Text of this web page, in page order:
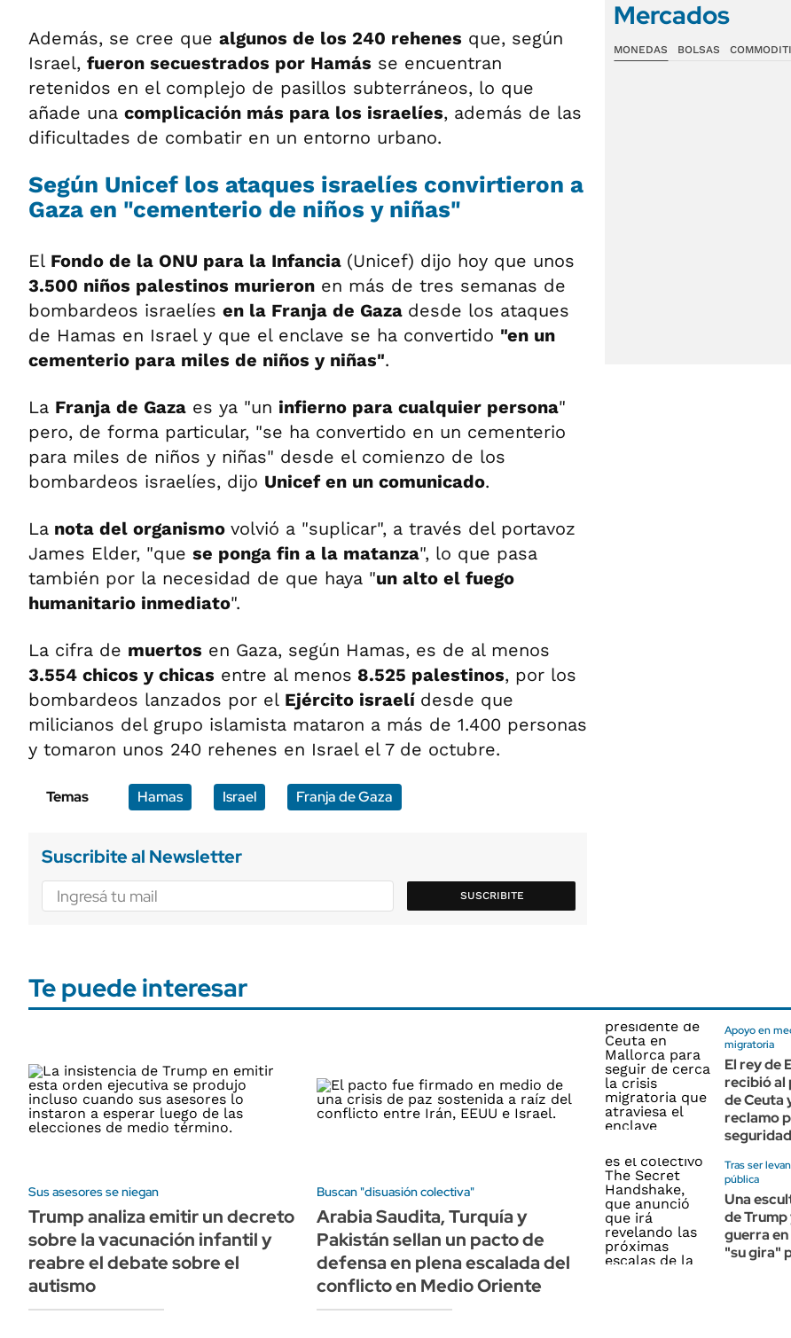
Además, se cree que algunos de los 240 rehenes que, según
Israel, fueron secuestrados por Hamás se encuentran
retenidos en el complejo de pasillos subterráneos, lo que
añade una complicación más para los israelíes, además de las
dificultades de combatir en un entorno urbano.
Según Unicef los ataques israelíes convirtieron a
Gaza en "cementerio de niños y niñas"
El Fondo de la ONU para la Infancia (Unicef) dijo hoy que unos
3.500 niños palestinos murieron en más de tres semanas de
bombardeos israelíes en la Franja de Gaza desde los ataques
de Hamas en Israel y que el enclave se ha convertido "en un
cementerio para miles de niños y niñas".
La Franja de Gaza es ya "un infierno para cualquier persona"
pero, de forma particular, "se ha convertido en un cementerio
para miles de niños y niñas" desde el comienzo de los
bombardeos israelíes, dijo Unicef en un comunicado.
La nota del organismo volvió a "suplicar", a través del portavoz
James Elder, "que se ponga fin a la matanza", lo que pasa
también por la necesidad de que haya "un alto el fuego
humanitario inmediato".
La cifra de muertos en Gaza, según Hamas, es de al menos
3.554 chicos y chicas entre al menos 8.525 palestinos, por los
bombardeos lanzados por el Ejército israelí desde que
milicianos del grupo islamista mataron a más de 1.400 personas
y tomaron unos 240 rehenes en Israel el 7 de octubre.
Temas Hamas Israel Franja de Gaza
Suscribite al Newsletter
SUSCRIBITE
Mercados
MONEDAS BOLSAS
Te puede interesar
Sus asesores se niegan
Trump analiza emitir un decreto
sobre la vacunación infantil y
reabre el debate sobre el
autismo
Buscan "disuasión colectiva"
Arabia Saudita, Turquía y
Pakistán sellan un pacto de
defensa en plena escalada del
conflicto en Medio Oriente
Apoyo en
migratoria
El rey de
recibió al
de Ceuta
reclamo
Tras ser
pública
Una
de Trump
guerra
"su gira"